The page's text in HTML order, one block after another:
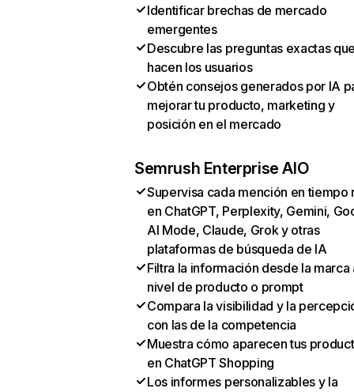
Identificar brechas de mercado
emergentes
Descubre las preguntas exactas
hacen los usuarios
Obtén consejos generados por IA
mejorar tu producto, marketing y
posición en el mercado
Semrush Enterprise AIO
Supervisa cada mención en tiempo
en ChatGPT, Perplexity, Gemini,
AI Mode, Claude, Grok y otras
plataformas de búsqueda de IA
Filtra la información desde la marca
nivel de producto o prompt
Compara la visibilidad y la
con las de la competencia
Muestra cómo aparecen tus
en ChatGPT Shopping
Los informes personalizables y la